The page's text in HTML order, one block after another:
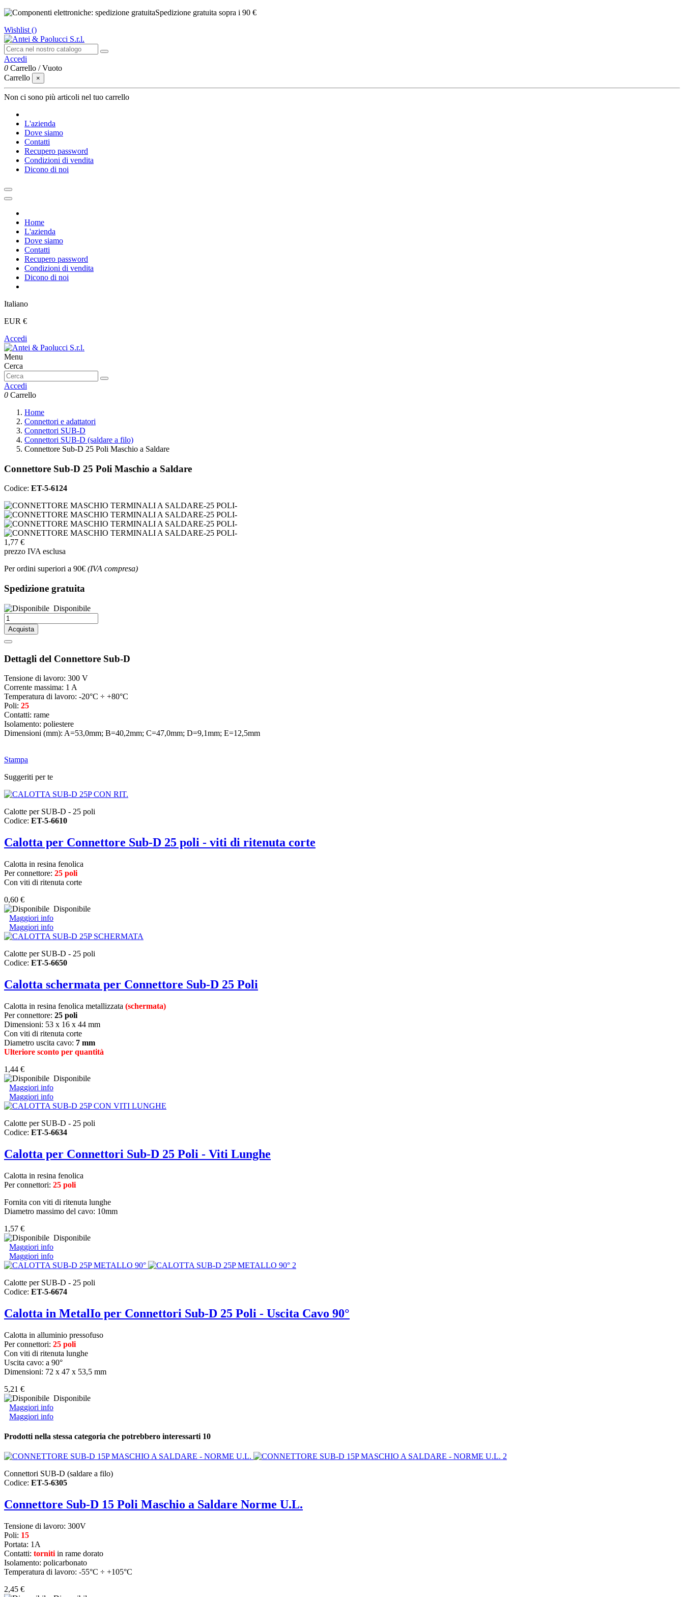
Spedizione gratuita sopra i 90 €
Wishlist ()
Accedi
0 Carrello /Vuoto
Carrello
×
Non ci sono più articoli nel tuo carrello
L'azienda
Dove siamo
Contatti
Recupero password
Condizioni di vendita
Dicono di noi
Home
L'azienda
Dove siamo
Contatti
Recupero password
Condizioni di vendita
Dicono di noi
Italiano
EUR €
Accedi
Menu
Cerca
Accedi
0 Carrello
Home
Connettori e adattatori
Connettori SUB-D
Connettori SUB-D (saldare a filo)
Connettore Sub-D 25 Poli Maschio a Saldare
Connettore Sub-D 25 Poli Maschio a Saldare
Codice: ET-5-6124
1,77 €
prezzo IVA esclusa
Per ordini superiori a 90€ (IVA compresa)
Spedizione gratuita
Disponibile
Acquista
Dettagli del Connettore Sub-D
Tensione di lavoro: 300 V
Corrente massima: 1 A
Temperatura di lavoro: -20°C ÷ +80°C
Poli: 25
Contatti: rame
Isolamento: poliestere
Dimensioni (mm): A=53,0mm; B=40,2mm; C=47,0mm; D=9,1mm; E=12,5mm
Stampa
Suggeriti per te
Calotte per SUB-D - 25 poli
Codice: ET-5-6610
Calotta per Connettore Sub-D 25 poli - viti di ritenuta corte
Calotta in resina fenolica
Per connettore: 25 poli
Con viti di ritenuta corte
0,60 €
Disponibile
Maggiori info
Maggiori info
Calotte per SUB-D - 25 poli
Codice: ET-5-6650
Calotta schermata per Connettore Sub-D 25 Poli
Calotta in resina fenolica metallizzata (schermata)
Per connettore: 25 poli
Dimensioni: 53 x 16 x 44 mm
Con viti di ritenuta corte
Diametro uscita cavo: 7 mm
Ulteriore sconto per quantità
1,44 €
Disponibile
Maggiori info
Maggiori info
Calotte per SUB-D - 25 poli
Codice: ET-5-6634
Calotta per Connettori Sub-D 25 Poli - Viti Lunghe
Calotta in resina fenolica
Per connettori: 25 poli
Fornita con viti di ritenuta lunghe
Diametro massimo del cavo: 10mm
1,57 €
Disponibile
Maggiori info
Maggiori info
Calotte per SUB-D - 25 poli
Codice: ET-5-6674
Calotta in MetalIo per Connettori Sub-D 25 Poli - Uscita Cavo 90°
Calotta in alluminio pressofuso
Per connettori: 25 poli
Con viti di ritenuta lunghe
Uscita cavo: a 90°
Dimensioni: 72 x 47 x 53,5 mm
5,21 €
Disponibile
Maggiori info
Maggiori info
Prodotti nella stessa categoria che potrebbero interessarti 10
Connettori SUB-D (saldare a filo)
Codice: ET-5-6305
Connettore Sub-D 15 Poli Maschio a Saldare Norme U.L.
Tensione di lavoro: 300V
Poli: 15
Portata: 1A
Contatti: torniti in rame dorato
Isolamento: policarbonato
Temperatura di lavoro: -55°C ÷ +105°C
2,45 €